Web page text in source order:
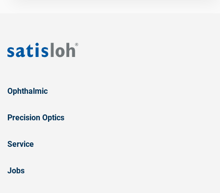
Ophthalmic
Precision Optics
Service
Jobs